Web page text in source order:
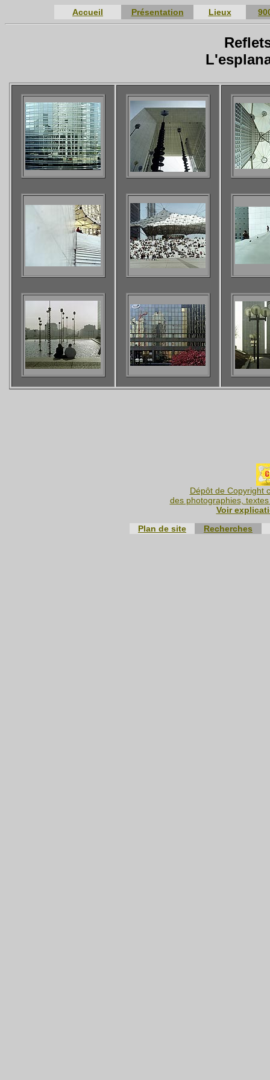
Accueil Présentation Lieux
Dépôt de Copyright
des photographies,
Voir
Plan de site
Recherches